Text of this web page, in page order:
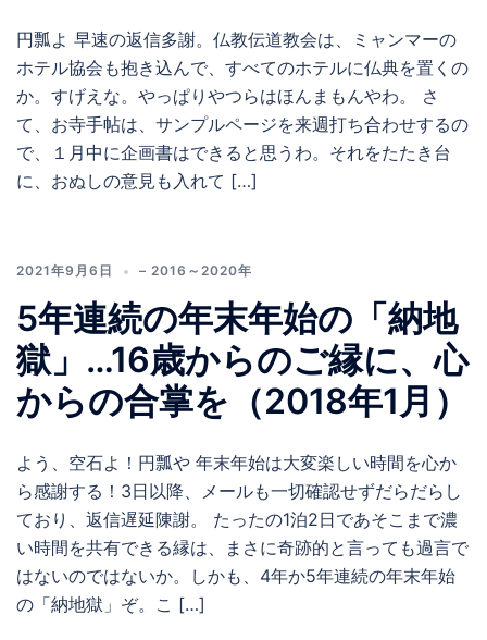
円瓢よ 早速の返信多謝。仏教伝道教会は、ミャンマーの
ホテル協会も抱き込んで、すべてのホテルに仏典を置くの
か。すげえな。やっぱりやつらはほんまもんやわ。 さ
て、お寺手帖は、サンプルページを来週打ち合わせするの
で、１月中に企画書はできると思うわ。それをたたき台
に、おぬしの意見も入れて […]
2021年9月6日 – 2016～2020年
5年連続の年末年始の「納地
獄」…16歳からのご縁に、心
からの合掌を（2018年1月）
よう、空石よ！円瓢や 年末年始は大変楽しい時間を心か
ら感謝する！3日以降、メールも一切確認せずだらだらし
ており、返信遅延陳謝。 たったの1泊2日であそこまで濃
い時間を共有できる縁は、まさに奇跡的と言っても過言で
はないのではないか。しかも、4年か5年連続の年末年始
の「納地獄」ぞ。こ […]